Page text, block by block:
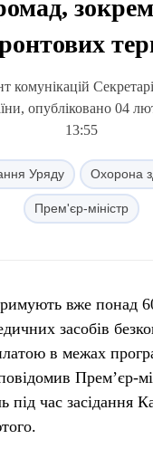
комунікацій
опубліковано 04
13:55
Уряду Охорона
Прем'єр-міністр
вже понад
засобів
в межах
Прем’єр-
час засідання